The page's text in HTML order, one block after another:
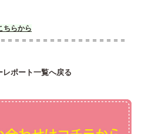
ちらから
＝＝＝＝＝＝＝＝＝＝＝＝＝＝＝＝＝
レポート一覧へ戻る